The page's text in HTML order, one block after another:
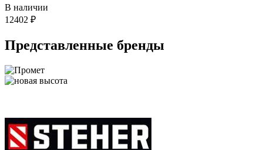
В наличии
12402 ₽
Представленные бренды